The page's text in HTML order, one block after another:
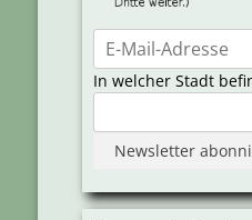
In welcher Stadt